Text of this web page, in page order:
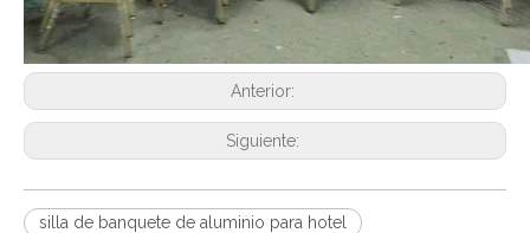
Anterior:
Siguiente:
silla de banquete de aluminio para hotel